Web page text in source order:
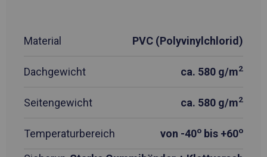
Material PVC (Polyvinylchlorid)
Dachgewicht ca. 580 g/m2
Seitengewicht ca. 580 g/m2
Temperaturbereich von -40o bis +60o